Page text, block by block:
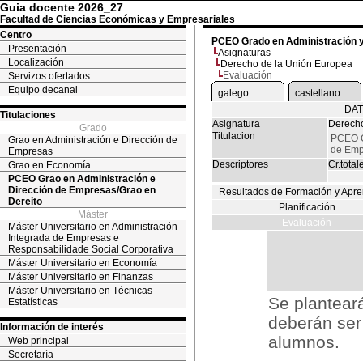
Guia docente 2026_27
Facultad de Ciencias Económicas y Empresariales
Centro
Presentación
Localización
Servizos ofertados
Equipo decanal
Titulaciones
Grado
Grao en Administración e Dirección de
Empresas
Grao en Economía
PCEO Grao en Administración e
Dirección de Empresas/Grao en
Dereito
Máster
Máster Universitario en Administración
Integrada de Empresas e
Responsabilidade Social Corporativa
Máster Universitario en Economía
Máster Universitario en Finanzas
Máster Universitario en Técnicas
Estatísticas
Información de interés
Web principal
Secretaría
PCEO Grado en
Asignaturas
Derecho de la Unión Europea
Evaluación
galego
castellano
Asignatura
Titulacion
PCEO
de
Descriptores
Resultados de Formación y
Planificación
Evaluación
Se
deberán
alumnos.